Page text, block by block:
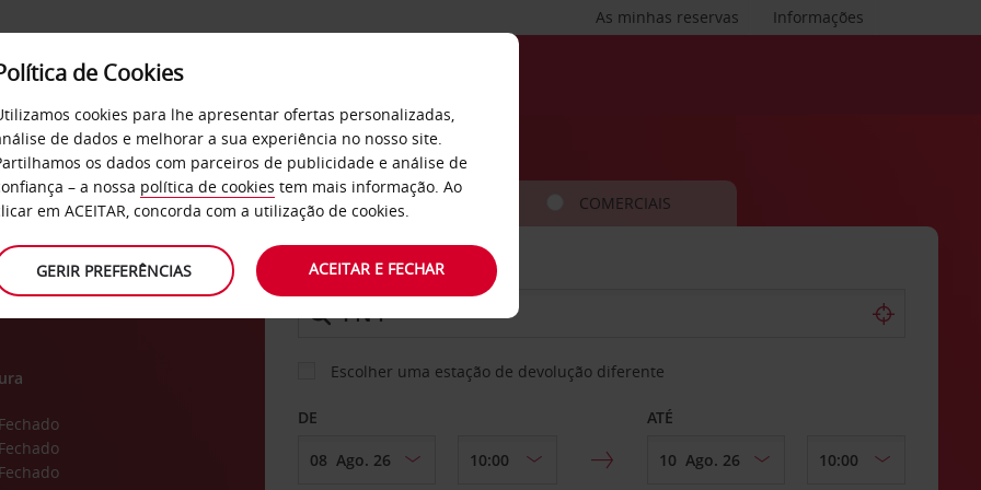
Informações
As minhas reservas
SERVIÇOS EMPRESAS
Fechado
Fechado
Fechado
CARRO COMERCIAIS
LEVANTAR EM
Escolher uma estação de devolução diferente
DE ATÉ
de Cookies
cookies para lhe apresentar ofertas personalizadas,
de dados e melhorar a sua experiência no nosso site.
os dados com parceiros de publicidade e análise de
– a nossa política de cookies tem mais informação. Ao
em ACEITAR, concorda com a utilização de cookies.
GERIR PREFERÊNCIAS ACEITAR E FECHAR